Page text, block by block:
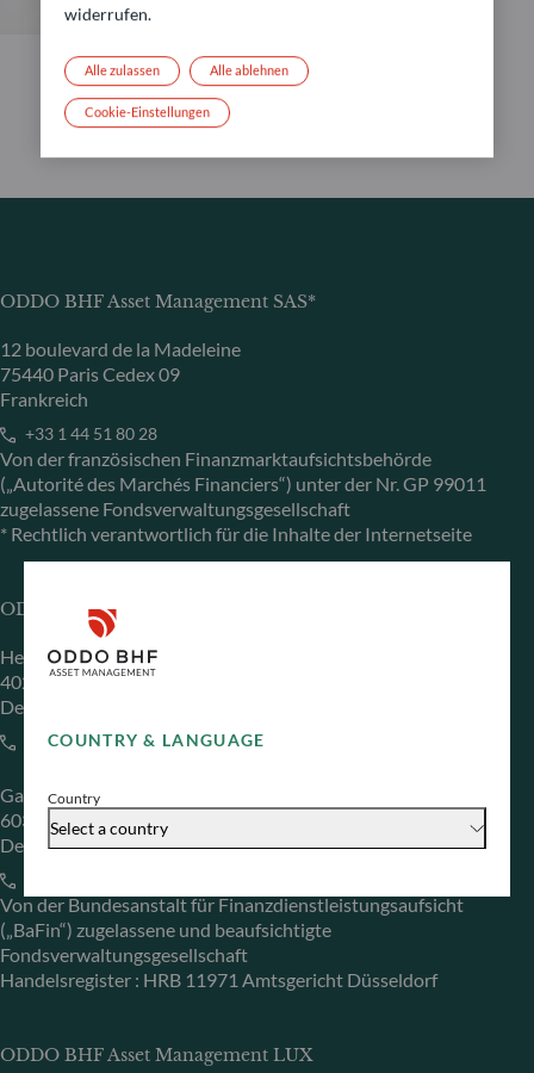
COUNTRY & LANGUAGE
Country
Select a country
ODDO BHF Asset Management SAS*
12 boulevard de la Madeleine
75440 Paris Cedex 09
Frankreich
+33 1 44 51 80 28
Von der französischen Finanzmarktaufsichtsbehörde
(„Autorité des Marchés Financiers“) unter der Nr. GP 99011
zugelassene Fondsverwaltungsgesellschaft
* Rechtlich verantwortlich für die Inhalte der Internetseite
ODDO BHF Asset Management GmbH
Herzogstraße 15
40217 Düsseldorf
Deutschland
+49 (0) 211 239 24 01
Gallusanlage 8
60329 Frankfurt am Main
Deutschland
Von der Bundesanstalt für Finanzdienstleistungsaufsicht
(„BaFin“) zugelassene und beaufsichtigte
Fondsverwaltungsgesellschaft
Handelsregister : HRB 11971 Amtsgericht Düsseldorf
ODDO BHF Asset Management LUX
widerrufen.
Alle ablehnen
Alle zulassen
Cookie-Einstellungen